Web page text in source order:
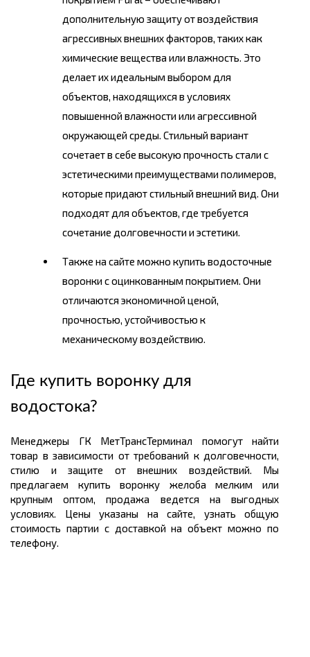
дополнительную защиту от воздействия
агрессивных внешних факторов, таких как
химические вещества или влажность. Это
делает их идеальным выбором для
объектов, находящихся в условиях
повышенной влажности или агрессивной
окружающей среды. Стильный вариант
сочетает в себе высокую прочность стали с
эстетическими преимуществами полимеров,
которые придают стильный внешний вид. Они
подходят для объектов, где требуется
сочетание долговечности и эстетики.
Также на сайте можно купить водосточные
воронки с оцинкованным покрытием. Они
отличаются экономичной ценой,
прочностью, устойчивостью к
механическому воздействию.
Где купить воронку для
водостока?
Менеджеры ГК МетТрансТерминал помогут найти
товар в зависимости от требований к долговечности,
стилю и защите от внешних воздействий. Мы
предлагаем купить воронку желоба мелким или
крупным оптом, продажа ведется на выгодных
условиях. Цены указаны на сайте, узнать общую
стоимость партии с доставкой на объект можно по
телефону.